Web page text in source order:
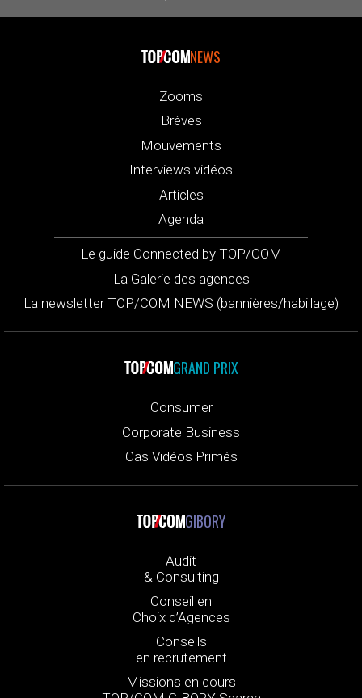
NEWS
Zooms
Brèves
Mouvements
Interviews vidéos
Articles
Agenda
Le guide Connected by TOP/COM
La Galerie des agences
La newsletter TOP/COM NEWS (bannières/habillage)
GRAND PRIX
Consumer
Corporate Business
Cas Vidéos Primés
GIBORY
Audit
& Consulting
Conseil en
Choix d’Agences
Conseils
en recrutement
Missions en cours